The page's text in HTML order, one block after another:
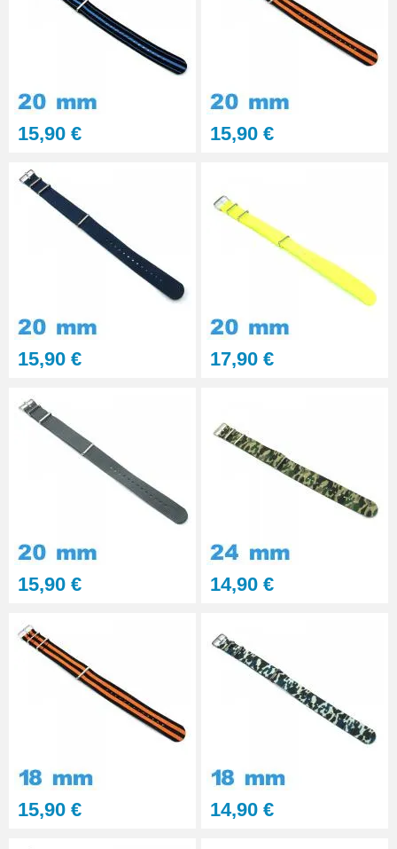
15,90 € 15,90 €
15,90 € 17,90 €
15,90 € 14,90 €
15,90 € 14,90 €